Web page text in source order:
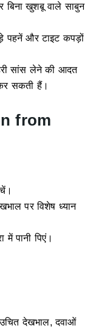
बिना खुशबू वाले साबुन
पहनें और टाइट कपड़ों
सांस लेने की आदत
सकती हैं।
from
पर विशेष ध्यान
में पानी पिएं।
देखभाल, दवाओं